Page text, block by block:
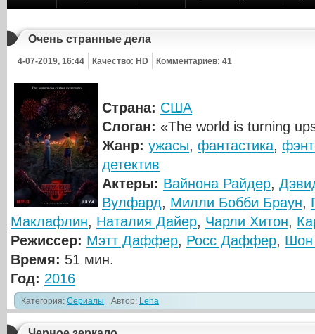
Очень странные дела
4-07-2019, 16:44 Качество: HD Комментариев: 41
Страна: США
Слоган: «The world is turning
Жанр: ужасы, фантастика,
детектив
Актеры: Вайнона Райдер,
Вулфард, Милли Бобби Браун,
Маклафлин, Наталия Дайер, Чарли Хитон,
Режиссер: Мэтт Даффер, Росс Даффер, Шон
Время: 51 мин.
Год: 2016
Категория: Сериалы Автор: Leha